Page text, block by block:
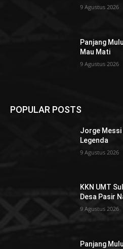
9 Agustus 2026
Panjang
Mau Mati
9 Agustus 2026
POPULAR POSTS
Jorge Messi
Legenda
9 Agustus 2026
KKN UMT
Desa Pasir
9 Agustus 2026
Panjang